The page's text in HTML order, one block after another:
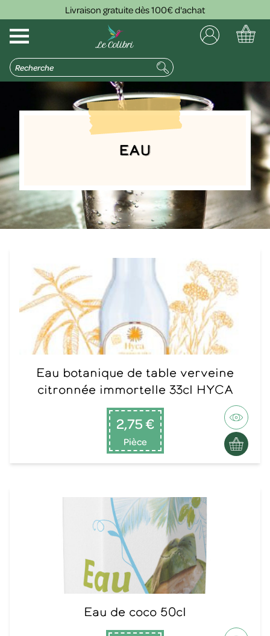
Livraison gratuite dès 100€ d'achat
Eau
Eau botanique de table verveine
citronnée immortelle 33cl HYCA
2,75 €
Pièce
Eau de coco 50cl